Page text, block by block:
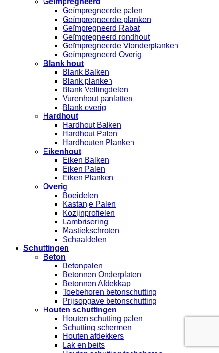
Geïmpregneerd
Geïmpregneerde palen
Geïmpregneerde planken
Geïmpregneerd Rabat
Geïmpregneerd rondhout
Geïmpregneerde Vlonderplanken
Geïmpregneerd Overig
Blank hout
Blank Balken
Blank planken
Blank Vellingdelen
Vurenhout panlatten
Blank overig
Hardhout
Hardhout Balken
Hardhout Palen
Hardhouten Planken
Eikenhout
Eiken Balken
Eiken Palen
Eiken Planken
Overig
Boeidelen
Kastanje Palen
Kozijnprofielen
Lambrisering
Mastiekschroten
Schaaldelen
Schuttingen
Beton
Betonpalen
Betonnen Onderplaten
Betonnen Afdekkap
Toebehoren betonschutting
Prijsopgave betonschutting
Houten schuttingen
Houten schutting palen
Schutting schermen
Houten afdekkers
Lak en beits